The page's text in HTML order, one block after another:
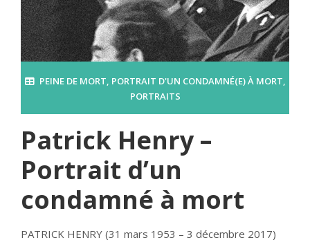
PEINE DE MORT PORTRAIT D'UN CONDAMNÉ(E) À MORT
PORTRAITS
Patrick Henry –
Portrait d’un
condamné à mort
PATRICK HENRY (31 mars 1953 – 3 décembre 2017)